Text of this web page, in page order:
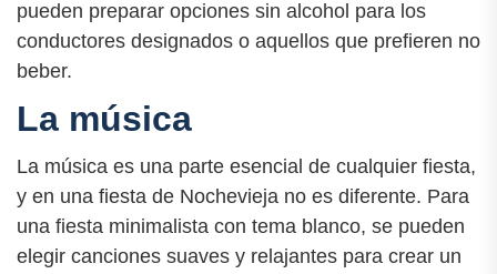
pueden preparar opciones sin alcohol para los
conductores designados o aquellos que prefieren no
beber.
La música
La música es una parte esencial de cualquier fiesta,
y en una fiesta de Nochevieja no es diferente. Para
una fiesta minimalista con tema blanco, se pueden
elegir canciones suaves y relajantes para crear un